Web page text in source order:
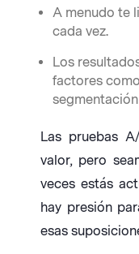
A menudo te
cada vez.
Los
factores
Las pruebas
valor, pero
veces estás
hay presión
esas